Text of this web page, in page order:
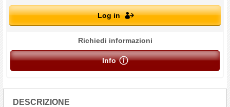
Log in
Richiedi informazioni
Info
DESCRIZIONE